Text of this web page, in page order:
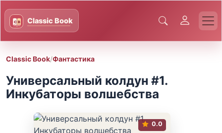
Classic Book/Фантастика
Универсальный колдун #1.
Инкубаторы волшебства
0.0